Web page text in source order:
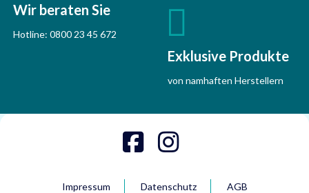
Wir beraten Sie
Hotline: 0800 23 45 672
Exklusive Produkte
von namhaften Herstellern
Impressum Datenschutz AGB